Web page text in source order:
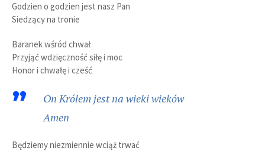
Godzien o godzien jest nasz Pan
Siedzący na tronie
Baranek wśród chwał
Przyjąć wdzięczność siłę i moc
Honor i chwałę i cześć
On Królem jest na wieki wieków
Amen
Będziemy niezmiennie wciąż trwać